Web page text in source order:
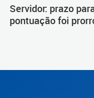
Servidor: prazo
pontuação foi